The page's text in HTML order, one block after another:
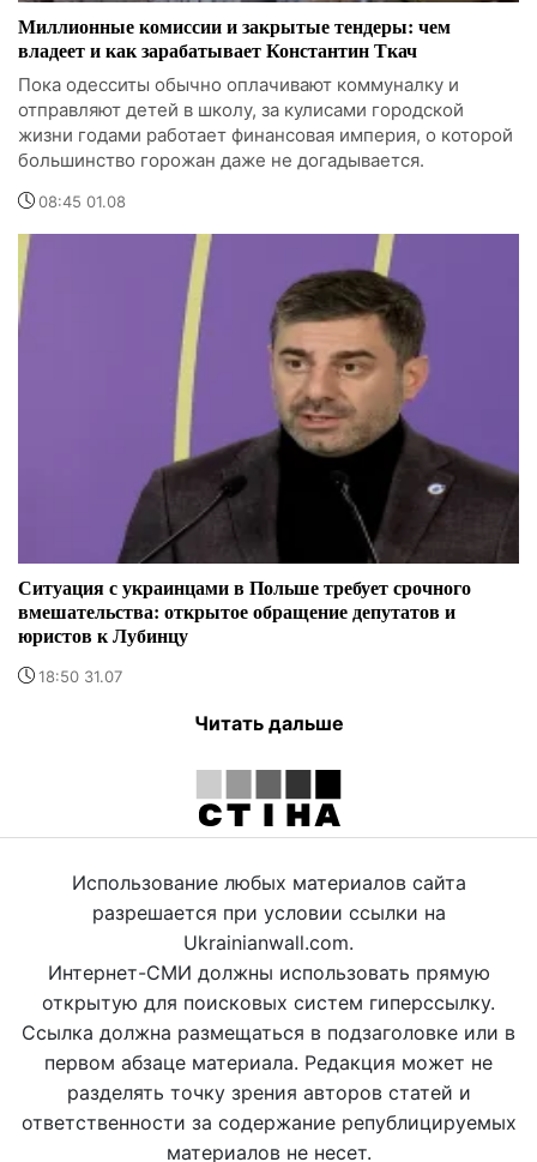
Миллионные комиссии и закрытые тендеры: чем
владеет и как зарабатывает Константин Ткач
Пока одесситы обычно оплачивают коммуналку и
отправляют детей в школу, за кулисами городской
жизни годами работает финансовая империя, о которой
большинство горожан даже не догадывается.
08:45 01.08
Ситуация с украинцами в Польше требует срочного
вмешательства: открытое обращение депутатов и
юристов к Лубинцу
18:50 31.07
Читать дальше
Использование любых материалов сайта
разрешается при условии ссылки на
Ukrainianwall.com.
Интернет-СМИ должны использовать прямую
открытую для поисковых систем гиперссылку.
Ссылка должна размещаться в подзаголовке или в
первом абзаце материала. Редакция может не
разделять точку зрения авторов статей и
ответственности за содержание републицируемых
материалов не несет.